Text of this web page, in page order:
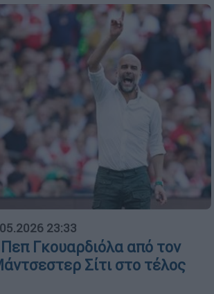
23:33
Γκουαρδιόλα από τον
Σίτι στο τέλος